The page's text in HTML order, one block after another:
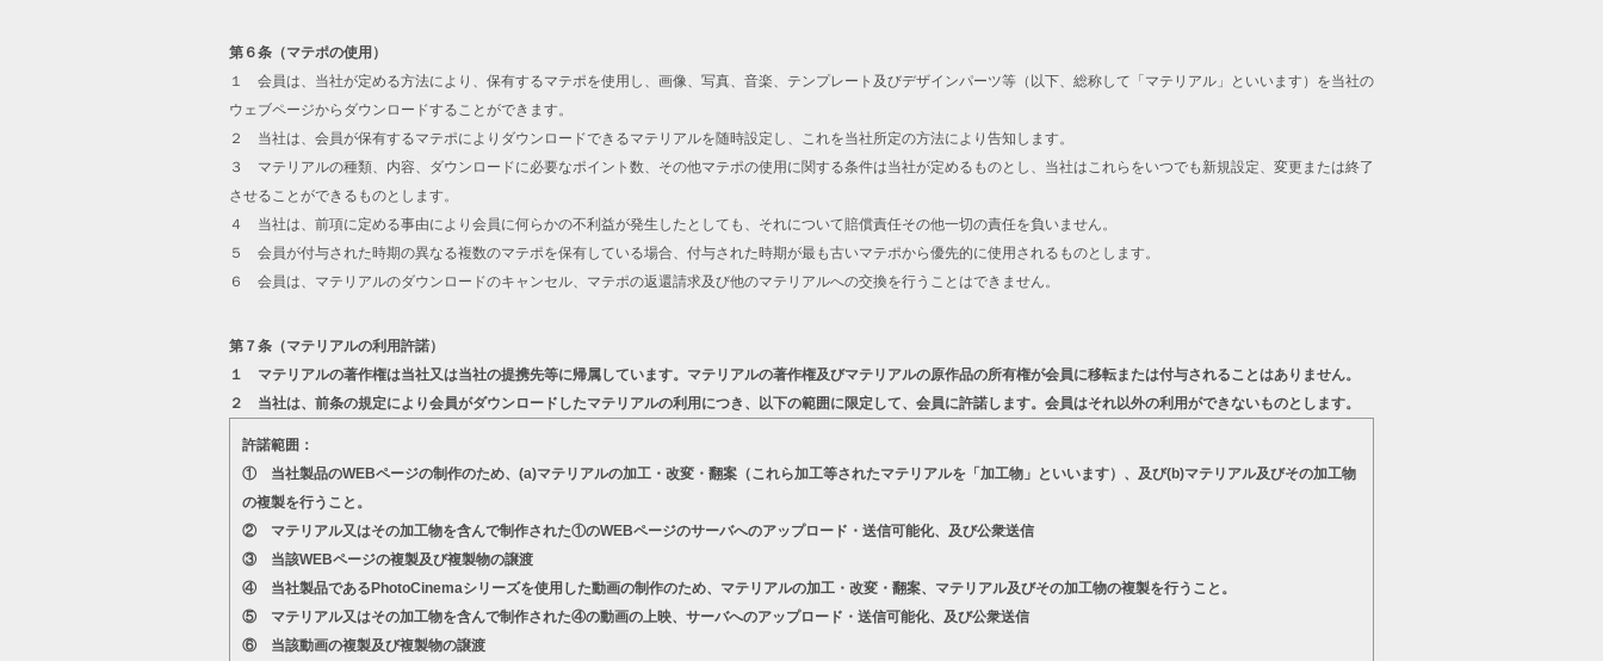
第６条（マテポの使用）
１ 会員は、当社が定める方法により、保有するマテポを使用し、画像、写真、音楽、テンプレート及びデザインパーツ等（以下、総称して「マテリアル」といいます）を当社の
ウェブページからダウンロードすることができます。
２ 当社は、会員が保有するマテポによりダウンロードできるマテリアルを随時設定し、これを当社所定の方法により告知します。
３ マテリアルの種類、内容、ダウンロードに必要なポイント数、その他マテポの使用に関する条件は当社が定めるものとし、当社はこれらをいつでも新規設定、変更または終了
させることができるものとします。
４ 当社は、前項に定める事由により会員に何らかの不利益が発生したとしても、それについて賠償責任その他一切の責任を負いません。
５ 会員が付与された時期の異なる複数のマテポを保有している場合、付与された時期が最も古いマテポから優先的に使用されるものとします。
６ 会員は、マテリアルのダウンロードのキャンセル、マテポの返還請求及び他のマテリアルへの交換を行うことはできません。
第７条（マテリアルの利用許諾）
１ マテリアルの著作権は当社又は当社の提携先等に帰属しています。マテリアルの著作権及びマテリアルの原作品の所有権が会員に移転または付与されることはありません。
２ 当社は、前条の規定により会員がダウンロードしたマテリアルの利用につき、以下の範囲に限定して、会員に許諾します。会員はそれ以外の利用ができないものとします。
許諾範囲：
① 当社製品のWEBページの制作のため、(a)マテリアルの加工・改変・翻案（これら加工等されたマテリアルを「加工物」といいます）、及び(b)マテリアル及びその加工物
の複製を行うこと。
② マテリアル又はその加工物を含んで制作された①のWEBページのサーバへのアップロード・送信可能化、及び公衆送信
③ 当該WEBページの複製及び複製物の譲渡
④ 当社製品であるPhotoCinemaシリーズを使用した動画の制作のため、マテリアルの加工・改変・翻案、マテリアル及びその加工物の複製を行うこと。
⑤ マテリアル又はその加工物を含んで制作された④の動画の上映、サーバへのアップロード・送信可能化、及び公衆送信
⑥ 当該動画の複製及び複製物の譲渡